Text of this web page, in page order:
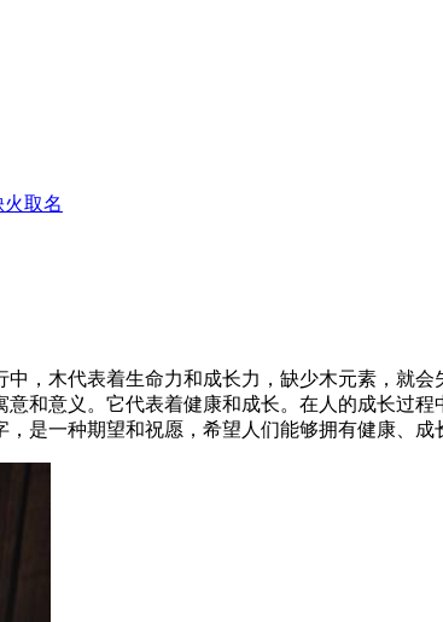
取名
，木代表着生命力和成长力，缺少木元素，就
和意义。它代表着健康和成长。在人的成长过
是一种期望和祝愿，希望人们能够拥有健康、成